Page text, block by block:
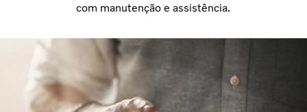
com manutenção e assistência.